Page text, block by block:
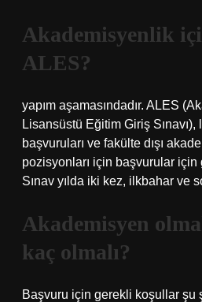
Akademisyenlik
ALES?
yapım aşamasındadır. ALES
Lisansüstü Eğitim Giriş
başvuruları ve fakülte dışı
pozisyonları için başvurular için
Sınav yılda iki kez, ilkbahar ve
Akademisyen
kaç olmalı?
Başvuru için gerekli koşullar şu